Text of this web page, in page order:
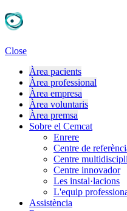
Close
Àrea pacients
Àrea professional
Àrea empresa
Àrea voluntaris
Àrea premsa
Sobre el Cemcat
Enrere
Centre de
Centre
Centre innovador
Les instal·lacions
L'equip
Assistència